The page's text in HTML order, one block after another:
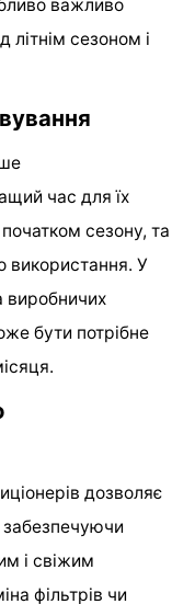
важливо
літнім сезоном і
час для їх
сезону, та
використання. У
виробничих
бути потрібне
дозволяє
забезпечуючи
і свіжим
фільтрів чи